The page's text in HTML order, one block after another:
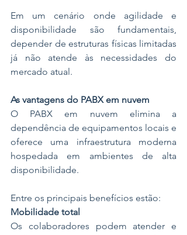
Em um cenário onde agilidade e
disponibilidade são fundamentais,
depender de estruturas físicas limitadas
já não atende às necessidades do
mercado atual.
As vantagens do PABX em nuvem
O PABX em nuvem elimina a
dependência de equipamentos locais e
oferece uma infraestrutura moderna
hospedada em ambientes de alta
disponibilidade.
Entre os principais benefícios estão:
Mobilidade total
Os colaboradores podem atender e